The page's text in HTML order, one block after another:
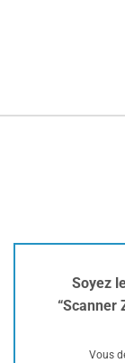
Soyez
“Scanner
Vous